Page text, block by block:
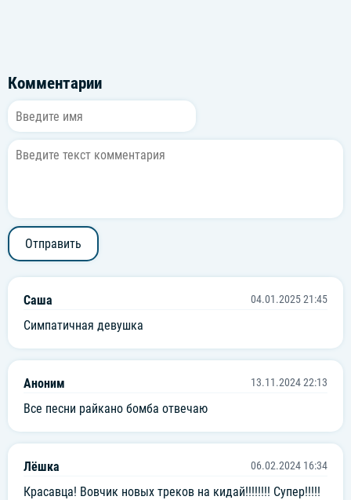
Комментарии
Отправить
Саша 04.01.2025 21:45
Симпатичная девушка
Аноним 13.11.2024 22:13
Все песни райкано бомба отвечаю
Лёшка 06.02.2024 16:34
Красавца! Вовчик новых треков на кидай!!!!!!!! Супер!!!!!